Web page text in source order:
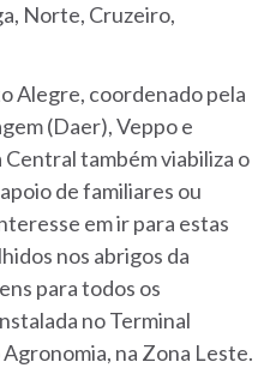
Norte, Cruzeiro,
Alegre, coordenado pela
(Daer), Veppo e
também viabiliza o
de familiares ou
em ir para estas
nos abrigos da
para todos os
no Terminal
na Zona Leste.